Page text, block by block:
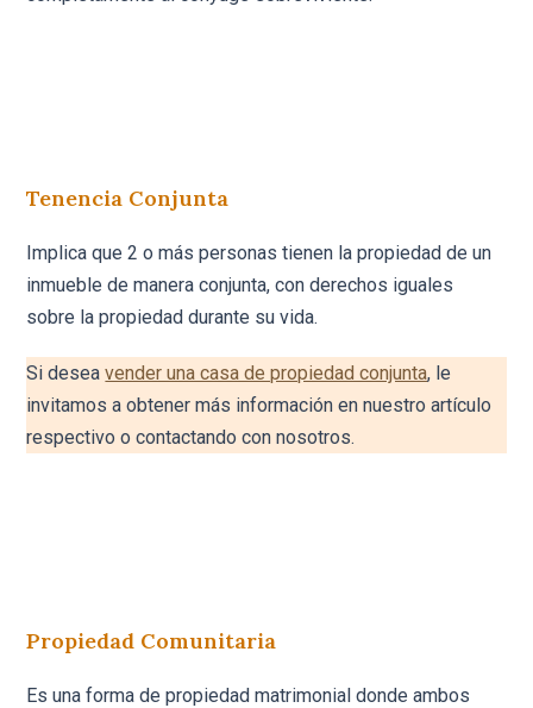
Tenencia Conjunta
Implica que 2 o más personas tienen la propiedad de un
inmueble de manera conjunta, con derechos iguales
sobre la propiedad durante su vida.
Si deseavender una casa de propiedad conjunta, le
invitamos a obtener más información en nuestro artículo
respectivo o contactando con nosotros.
Propiedad Comunitaria
Es una forma de propiedad matrimonial donde ambos